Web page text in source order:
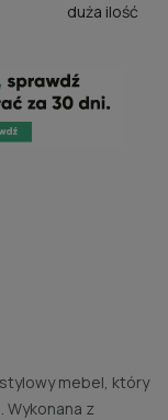
duża ilość
mebel, który
Wykonana z